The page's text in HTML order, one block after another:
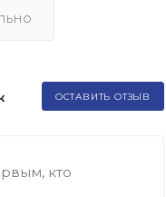
ОСТАВИТЬ ОТЗЫВ
кто